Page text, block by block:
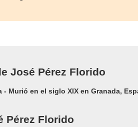
José Pérez Florido
Murió en el siglo XIX en Granada,
Pérez Florido